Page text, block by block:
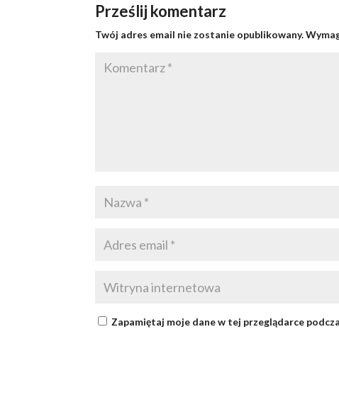
Prześlij komentarz
Twój adres email nie zostanie opublikowany.
Zapamiętaj moje dane w tej przeglądarce